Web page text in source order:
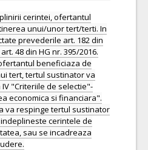
cerintei, ofertantul
unui/unor tert/terti. In
prevederile art. 182 din
48 din HG nr. 395/2016.
beneficiaza de
tert, tertul sustinator va
IV "Criteriile de selectie"-
economica si financiara".
va respinge tertul sustinator
cerintele de
sau se incadreaza